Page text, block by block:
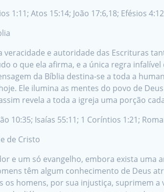
1:11; Atos 15:14; João 17:6,18; Efésios
veracidade e autoridade das Escrituras
o que ela afirma, e a única regra
da Bíblia destina-se a toda a
Ele ilumina as mentes do povo de
revela a toda a igreja uma porção
10:35; Isaías 55:11; 1 Coríntios 1:21;
de Cristo
e um só evangelho, embora exista uma
têm algum conhecimento de Deus
os homens, por sua injustiça, suprimem